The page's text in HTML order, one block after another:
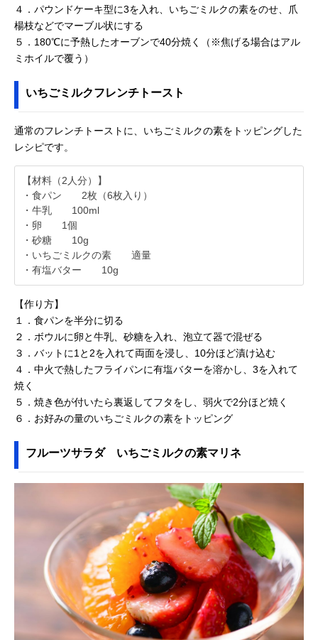
４．パウンドケーキ型に3を入れ、いちごミルクの素をのせ、爪
楊枝などでマーブル状にする
５．180℃に予熱したオーブンで40分焼く（※焦げる場合はアル
ミホイルで覆う）
いちごミルクフレンチトースト
通常のフレンチトーストに、いちごミルクの素をトッピングした
レシピです。
【材料（2人分）】
・食パン 2枚（6枚入り）
・牛乳 100ml
・卵 1個
・砂糖 10g
・いちごミルクの素 適量
・有塩バター 10g
【作り方】
１．食パンを半分に切る
２．ボウルに卵と牛乳、砂糖を入れ、泡立て器で混ぜる
３．バットに1と2を入れて両面を浸し、10分ほど漬け込む
４．中火で熱したフライパンに有塩バターを溶かし、3を入れて
焼く
５．焼き色が付いたら裏返してフタをし、弱火で2分ほど焼く
６．お好みの量のいちごミルクの素をトッピング
フルーツサラダ いちごミルクの素マリネ